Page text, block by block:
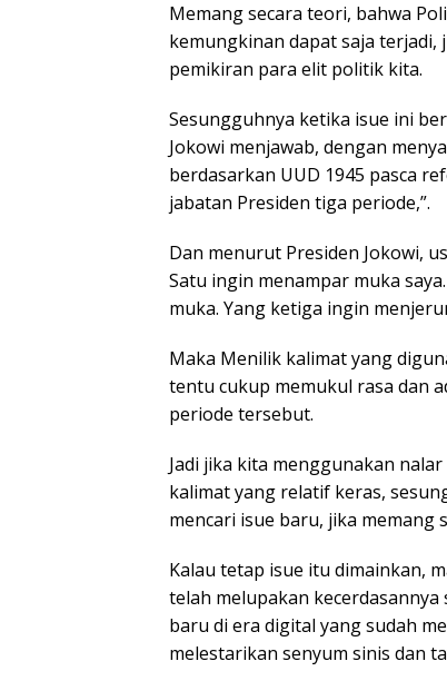
Memang secara teori, bahwa
kemungkinan dapat saja terjadi,
pemikiran para elit politik kita.
Sesungguhnya ketika isue ini
Jokowi menjawab, dengan
berdasarkan UUD 1945 pasca
jabatan Presiden tiga periode,”.
Dan menurut Presiden Jokowi,
Satu ingin menampar muka
muka. Yang ketiga ingin
Maka Menilik kalimat yang
tentu cukup memukul rasa dan
periode tersebut.
Jadi jika kita menggunakan
kalimat yang relatif keras,
mencari isue baru, jika memang
Kalau tetap isue itu dimainkan,
telah melupakan
baru di era digital yang sudah
melestarikan senyum sinis dan